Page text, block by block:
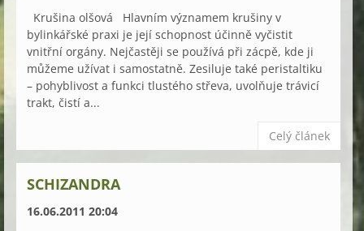
Krušina olšová Hlavním významem krušiny v
bylinkářské praxi je její schopnost účinně vyčistit
vnitřní orgány. Nejčastěji se používá při zácpě, kde ji
můžeme užívat i samostatně. Zesiluje také peristaltiku
– pohyblivost a funkci tlustého střeva, uvolňuje trávicí
trakt, čistí a...
Celý článek
SCHIZANDRA
16.06.2011 20:04